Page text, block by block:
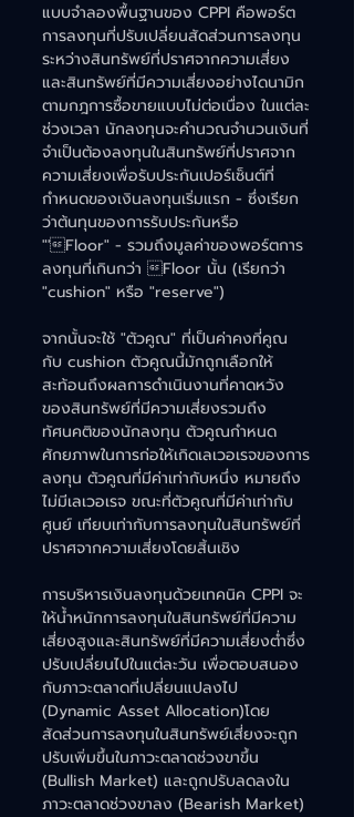
แบบจำลองพื้นฐานของ CPPI คือพอร์ต
การลงทุนที่ปรับเปลี่ยนสัดส่วนการลงทุน
ระหว่างสินทรัพย์ที่ปราศจากความเสี่ยง
และสินทรัพย์ที่มีความเสี่ยงอย่างไดนามิก
ตามกฎการซื้อขายแบบไม่ต่อเนื่อง ในแต่ละ
ช่วงเวลา นักลงทุนจะคำนวณจำนวนเงินที่
จำเป็นต้องลงทุนในสินทรัพย์ที่ปราศจาก
ความเสี่ยงเพื่อรับประกันเปอร์เซ็นต์ที่
กำหนดของเงินลงทุนเริ่มแรก - ซึ่งเรียก
ว่าต้นทุนของการรับประกันหรือ
"'Floor" - รวมถึงมูลค่าของพอร์ตการ
ลงทุนที่เกินกว่า Floor นั้น (เรียกว่า
"cushion" หรือ "reserve")
จากนั้นจะใช้ "ตัวคูณ" ที่เป็นค่าคงที่คูณ
กับ cushion ตัวคูณนี้มักถูกเลือกให้
สะท้อนถึงผลการดำเนินงานที่คาดหวัง
ของสินทรัพย์ที่มีความเสี่ยงรวมถึง
ทัศนคติของนักลงทุน ตัวคูณกำหนด
ศักยภาพในการก่อให้เกิดเลเวอเรจของการ
ลงทุน ตัวคูณที่มีค่าเท่ากับหนึ่ง หมายถึง
ไม่มีเลเวอเรจ ขณะที่ตัวคูณที่มีค่าเท่ากับ
ศูนย์ เทียบเท่ากับการลงทุนในสินทรัพย์ที่
ปราศจากความเสี่ยงโดยสิ้นเชิง
การบริหารเงินลงทุนด้วยเทคนิค CPPI จะ
ให้น้ำหนักการลงทุนในสินทรัพย์ที่มีความ
เสี่ยงสูงและสินทรัพย์ที่มีความเสี่ยงต่ำซึ่ง
ปรับเปลี่ยนไปในแต่ละวัน เพื่อตอบสนอง
กับภาวะตลาดที่เปลี่ยนแปลงไป
(Dynamic Asset Allocation)โดย
สัดส่วนการลงทุนในสินทรัพย์เสี่ยงจะถูก
ปรับเพิ่มขึ้นในภาวะตลาดช่วงขาขึ้น
(Bullish Market) และถูกปรับลดลงใน
ภาวะตลาดช่วงขาลง (Bearish Market)